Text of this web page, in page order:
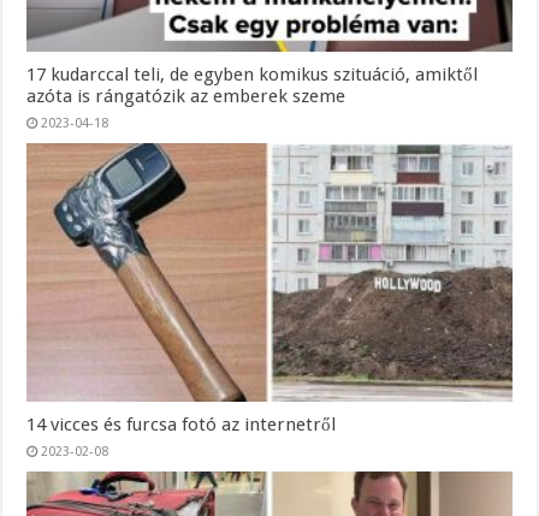
17 kudarccal teli, de egyben komikus szituáció, amiktől
azóta is rángatózik az emberek szeme
2023-04-18
14 vicces és furcsa fotó az internetről
2023-02-08